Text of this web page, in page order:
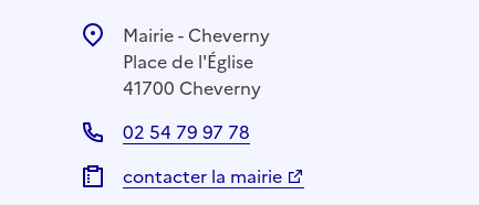
Mairie - Cheverny
Place de l'Église
41700 Cheverny
02 54 79 97 78
contacter la mairie